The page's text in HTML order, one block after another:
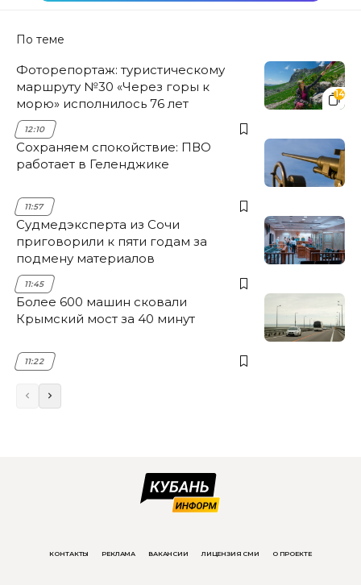
По теме
14
Фоторепортаж: туристическому
маршруту №30 «Через горы к
морю» исполнилось 76 лет
12:10
Сохраняем спокойствие: ПВО
работает в Геленджике
11:57
Судмедэксперта из Сочи
приговорили к пяти годам за
подмену материалов
11:45
Более 600 машин сковали
Крымский мост за 40 минут
11:22
КОНТАКТЫ РЕКЛАМА ВАКАНСИИ ЛИЦЕНЗИЯ СМИ О ПРОЕКТЕ